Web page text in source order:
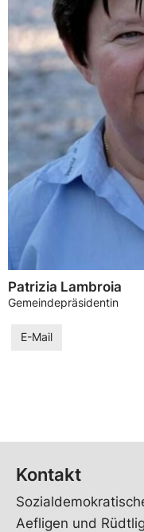
Patrizia Lambroia
Gemeindepräsidentin
E-Mail
Kontakt
Aefligen und